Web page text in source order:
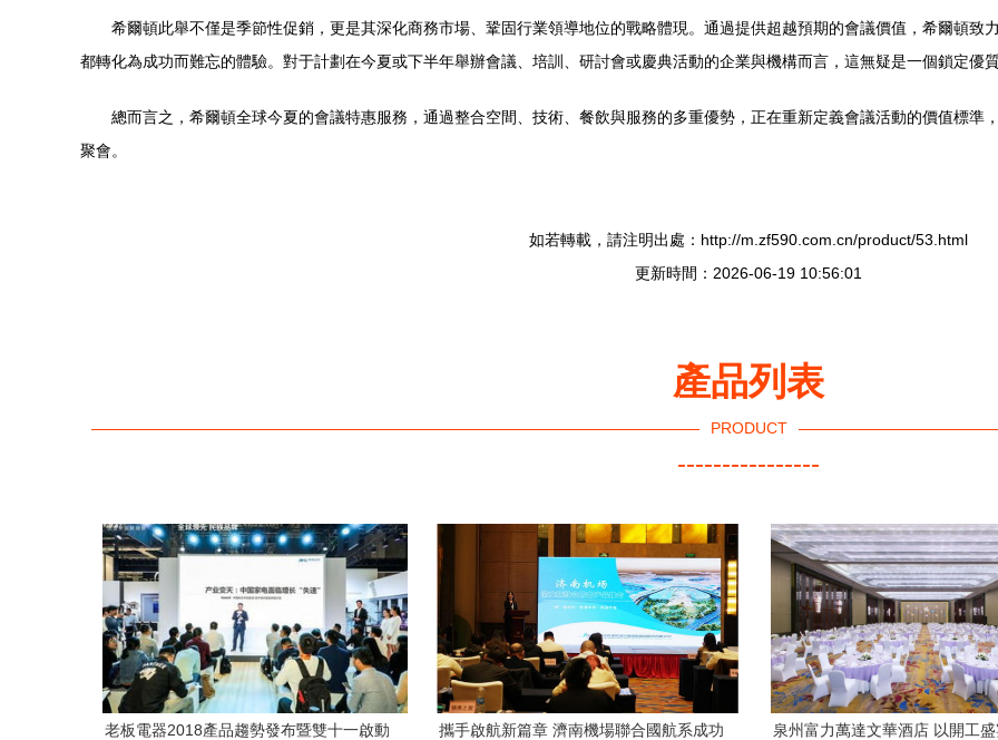
希爾頓此舉不僅是季節性促銷，更是其深化商務市場、鞏固行業領導地位的戰略體現。通過提供超越預期的會議價值，希爾頓致
都轉化為成功而難忘的體驗。對于計劃在今夏或下半年舉辦會議、培訓、研討會或慶典活動的企業與機構而言，這無疑是一個鎖定優
總而言之，希爾頓全球今夏的會議特惠服務，通過整合空間、技術、餐飲與服務的多重優勢，正在重新定義會議活動的價值標準
聚會。
如若轉載，請注明出處：http://m.zf590.com.cn/product/53.html
更新時間：2026-06-19 10:56:01
產品列表
PRODUCT
----------------
老板電器2018產品趨勢發布暨雙十一啟動
攜手啟航新篇章 濟南機場聯合國航系成功
泉州富力萬達文華酒店 以開工